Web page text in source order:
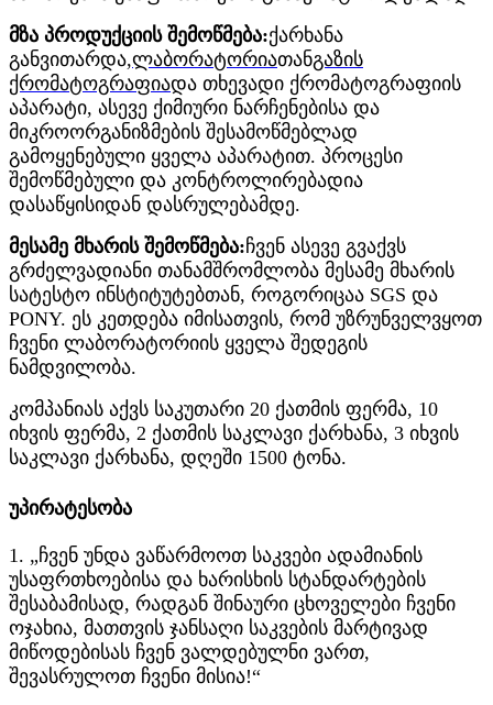
მზა პროდუქციის შემოწმება:ქარხანა
განვითარდა,ლაბორატორიათანგაზის
ქრომატოგრაფიადა თხევადი ქრომატოგრაფიის
აპარატი, ასევე ქიმიური ნარჩენებისა და
მიკროორგანიზმების შესამოწმებლად
გამოყენებული ყველა აპარატით. პროცესი
შემოწმებული და კონტროლირებადია
დასაწყისიდან დასრულებამდე.
მესამე მხარის შემოწმება:ჩვენ ასევე გვაქვს
გრძელვადიანი თანამშრომლობა მესამე მხარის
სატესტო ინსტიტუტებთან, როგორიცაა SGS და
PONY. ეს კეთდება იმისათვის, რომ უზრუნველვყოთ
ჩვენი ლაბორატორიის ყველა შედეგის
ნამდვილობა.
კომპანიას აქვს საკუთარი 20 ქათმის ფერმა, 10
იხვის ფერმა, 2 ქათმის საკლავი ქარხანა, 3 იხვის
საკლავი ქარხანა, დღეში 1500 ტონა.
უპირატესობა
1. „ჩვენ უნდა ვაწარმოოთ საკვები ადამიანის
უსაფრთხოებისა და ხარისხის სტანდარტების
შესაბამისად, რადგან შინაური ცხოველები ჩვენი
ოჯახია, მათთვის ჯანსაღი საკვების მარტივად
მიწოდებისას ჩვენ ვალდებულნი ვართ,
შევასრულოთ ჩვენი მისია!“